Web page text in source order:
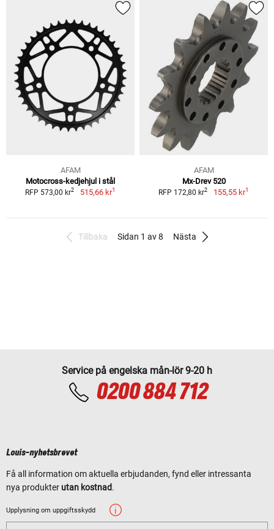
AFAM
Motocross-kedjehjul i stål
RFP 573,00 kr2 515,66 kr1
AFAM
Mx-Drev 520
RFP 172,80 kr2 155,55 kr1
Tillbaka Sidan 1 av 8 Nästa
Service på engelska mån-lör 9-20 h
0200 884 712
Louis-nyhetsbrevet
Få all information om aktuella erbjudanden, fynd eller intressanta
nya produkter utan kostnad.
Upplysning om uppgiftsskydd